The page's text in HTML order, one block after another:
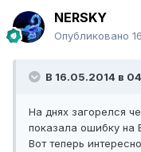
NERSKY
Опубликовано
В 16.05.2014 в
На днях загорелся
показала ошибку на
Вот теперь